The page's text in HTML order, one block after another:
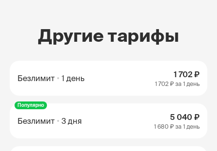
Другие тарифы
Безлимит 1 день 1 702 ₽
1 702 ₽ за 1 день
Популярно
Безлимит 3 дня 5 040 ₽
1 680 ₽ за 1 день